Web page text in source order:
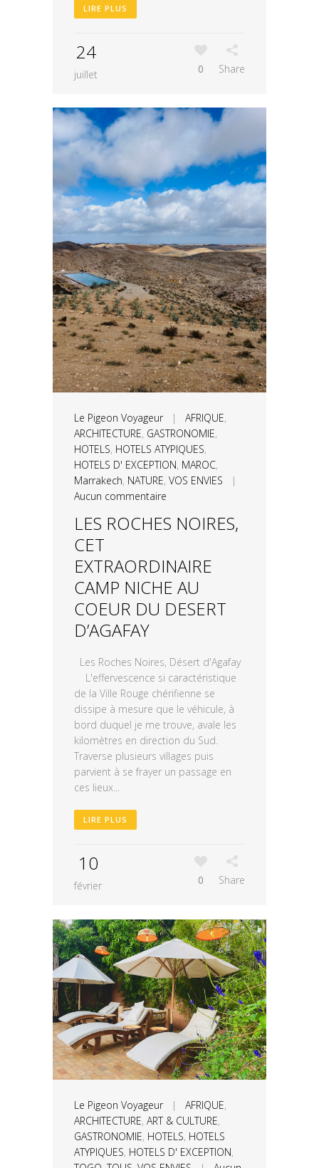
LIRE PLUS
24
juillet 0 Share
Le Pigeon Voyageur| AFRIQUE,
ARCHITECTURE, GASTRONOMIE,
HOTELS, HOTELS ATYPIQUES,
HOTELS D' EXCEPTION, MAROC,
Marrakech, NATURE, VOS ENVIES |
Aucun commentaire
LES ROCHES NOIRES,
CET
EXTRAORDINAIRE
CAMP NICHE AU
COEUR DU DESERT
D’AGAFAY
Les Roches Noires, Désert d'Agafay
L'effervescence si caractéristique
de la Ville Rouge chérifienne se
dissipe à mesure que le véhicule, à
bord duquel je me trouve, avale les
kilomètres en direction du Sud.
Traverse plusieurs villages puis
parvient à se frayer un passage en
ces lieux...
LIRE PLUS
10
février 0 Share
Le Pigeon Voyageur| AFRIQUE,
ARCHITECTURE, ART & CULTURE,
GASTRONOMIE, HOTELS, HOTELS
ATYPIQUES, HOTELS D' EXCEPTION,